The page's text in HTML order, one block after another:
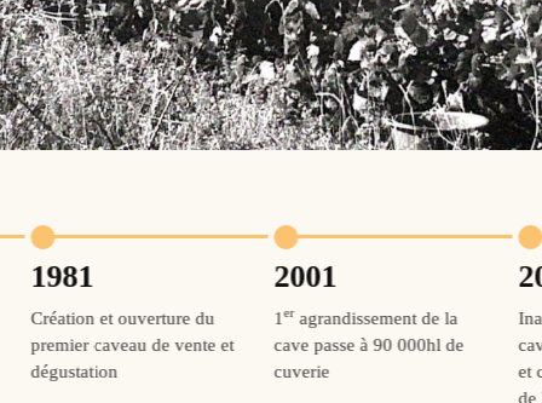
1981
Création et ouverture du
premier caveau de vente et
dégustation
2001
1eragrandissement de la
cave passe à 90 000hl de
cuverie
et
de